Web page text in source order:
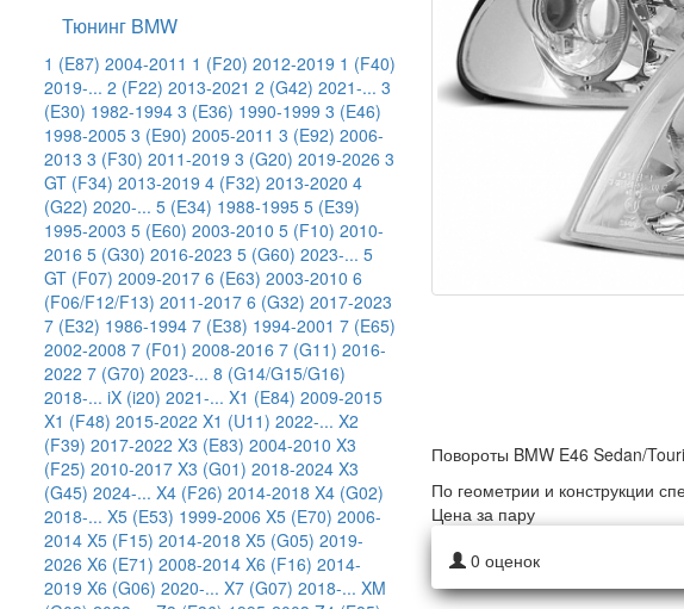
Тюнинг BMW
1 (E87) 2004-2011 1 (F20) 2012-2019 1 (F40)
2019-... 2 (F22) 2013-2021 2 (G42) 2021-... 3
(E30) 1982-1994 3 (E36) 1990-1999 3 (E46)
1998-2005 3 (E90) 2005-2011 3 (E92) 2006-
2013 3 (F30) 2011-2019 3 (G20) 2019-2026 3
GT (F34) 2013-2019 4 (F32) 2013-2020 4
(G22) 2020-... 5 (E34) 1988-1995 5 (E39)
1995-2003 5 (E60) 2003-2010 5 (F10) 2010-
2016 5 (G30) 2016-2023 5 (G60) 2023-... 5
GT (F07) 2009-2017 6 (E63) 2003-2010 6
(F06/F12/F13) 2011-2017 6 (G32) 2017-2023
7 (E32) 1986-1994 7 (E38) 1994-2001 7 (E65)
2002-2008 7 (F01) 2008-2016 7 (G11) 2016-
2022 7 (G70) 2023-... 8 (G14/G15/G16)
2018-... iX (i20) 2021-... X1 (E84) 2009-2015
X1 (F48) 2015-2022 X1 (U11) 2022-... X2
(F39) 2017-2022 X3 (E83) 2004-2010 X3
(F25) 2010-2017 X3 (G01) 2018-2024 X3
(G45) 2024-... X4 (F26) 2014-2018 X4 (G02)
2018-... X5 (E53) 1999-2006 X5 (E70) 2006-
2014 X5 (F15) 2014-2018 X5 (G05) 2019-
2026 X6 (E71) 2008-2014 X6 (F16) 2014-
2019 X6 (G06) 2020-... X7 (G07) 2018-... XM
Повороты BMW E46 Sedan/
По геометрии и конструкции
Цена за пару
0 оценок